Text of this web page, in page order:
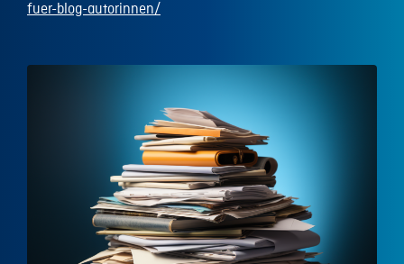
fuer-blog-autorinnen/